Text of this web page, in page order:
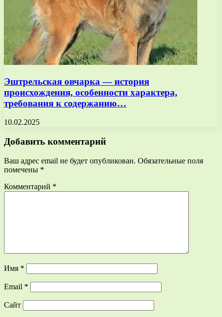
Эштрельская овчарка — история
происхождения, особенности характера,
требования к содержанию…
10.02.2025
Добавить комментарий
Ваш адрес email не будет опубликован. Обязательные поля
помечены *
Комментарий *
Имя *
Email *
Сайт